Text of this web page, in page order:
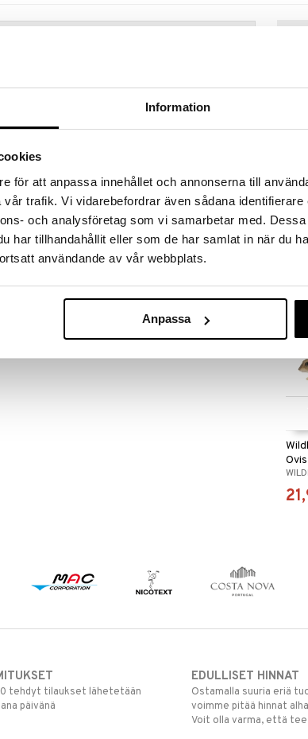
Information
för att anpassa innehållet och annonserna till
trafik. Vi vidarebefordrar även sådana
och analysföretag som vi samarbetar med.
har tillhandahållit eller som de har samlat in när du
användande av vår webbplats.
Anpassa
hinnoilla!
31.8.2026 asti mutta ole nopea -
voivat päästä loppumaan!
hymystä. Hoptimisti soft-versiossa on hymyjen,
ja pehmeillä, mattapintaisilla väreillään ja pyöreällä,
minne tahansa se päätyy. Saatavana eri malleina
tehdyt tilaukset lähetetään
päivänä
EDULLISET HINNAT
Ostamalla suuria eriä
voimme pitää hinnat
Voit olla varma, että